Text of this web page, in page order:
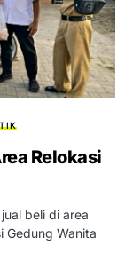
Relokasi
beli di area
Gedung Wanita